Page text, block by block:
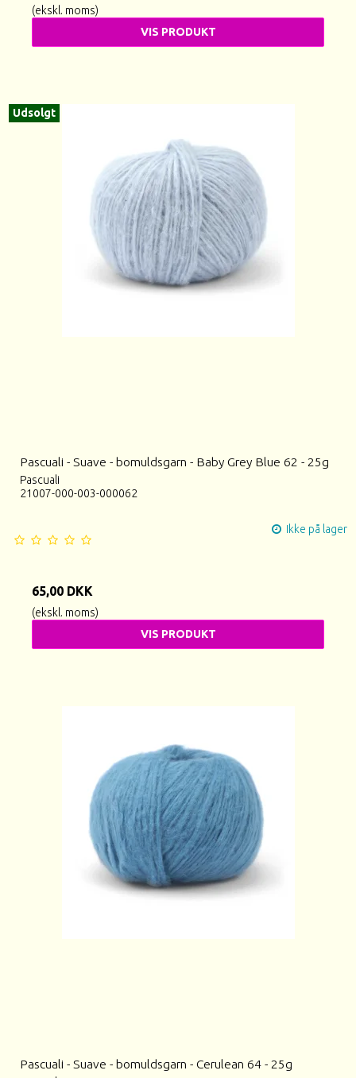
(ekskl. moms)
VIS PRODUKT
Udsolgt
Pascuali - Suave - bomuldsgarn - Baby Grey Blue 62 - 25g
Pascuali
21007-000-003-000062
Ikke på lager
65,00 DKK
(ekskl. moms)
VIS PRODUKT
Pascuali - Suave - bomuldsgarn - Cerulean 64 - 25g